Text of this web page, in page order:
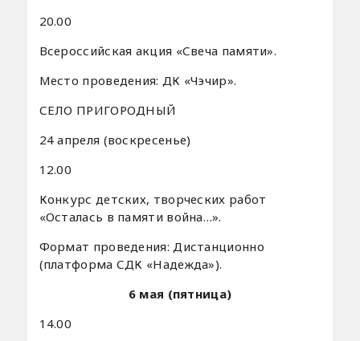
20.00
Всероссийская акция «Свеча памяти».
Место проведения: ДК «Чэчир».
СЕЛО ПРИГОРОДНЫЙ
24 апреля (воскресенье)
12.00
Конкурс детских, творческих работ
«Осталась в памяти война…».
Формат проведения: Дистанционно
(платформа СДК «Надежда»).
6 мая (пятница)
14.00